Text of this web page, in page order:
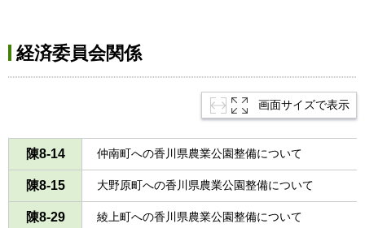
経済委員会関係
画面サイズで表示
陳8-14 仲南町への香川県農業公園整備について
陳8-15 大野原町への香川県農業公園整備について
陳8-29 綾上町への香川県農業公園整備について